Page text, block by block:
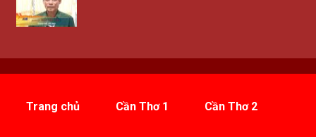
Trang chủ Cần Thơ 1 Cần Thơ 2